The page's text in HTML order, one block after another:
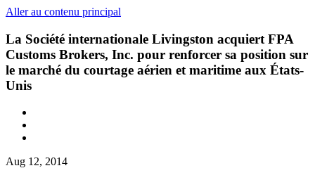
Aller au contenu principal
La Société internationale Livingston acquiert FPA
Customs Brokers, Inc. pour renforcer sa position sur
le marché du courtage aérien et maritime aux États-
Unis
Aug 12, 2014